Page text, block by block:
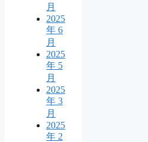
月
2025
年 6
月
2025
年 5
月
2025
年 3
月
2025
年 2